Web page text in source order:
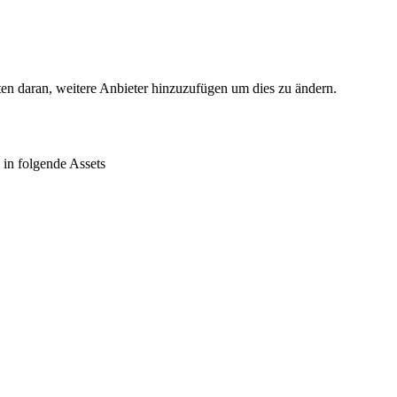
daran, weitere Anbieter hinzuzufügen um dies zu ändern.
folgende Assets